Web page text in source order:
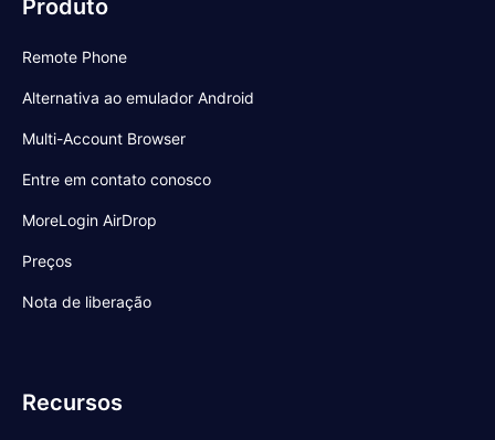
Produto
Remote Phone
Alternativa ao emulador Android
Multi-Account Browser
Entre em contato conosco
MoreLogin AirDrop
Preços
Nota de liberação
Recursos